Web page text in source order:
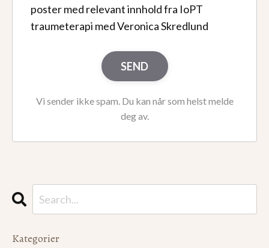
poster med relevant innhold fra IoPT
traumeterapi med Veronica Skredlund
SEND
Vi sender ikke spam. Du kan når som helst melde
deg av.
Kategorier